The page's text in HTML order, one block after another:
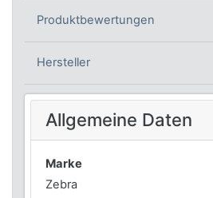
Produktbewertungen
Hersteller
Allgemeine Daten
Marke
Zebra